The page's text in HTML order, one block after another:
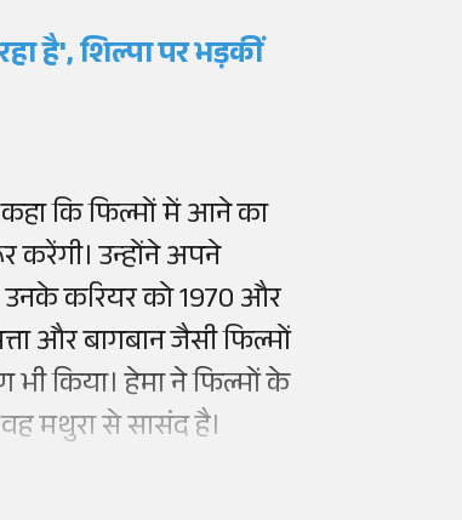
है', शिल्पा पर भड़कीं
कहा कि फिल्मों में आने का
करेंगी। उन्होंने अपने
करियर को 1970 और
और बागबान जैसी फिल्मों
भी किया। हेमा ने फिल्मों के
मथुरा से सासंद है।